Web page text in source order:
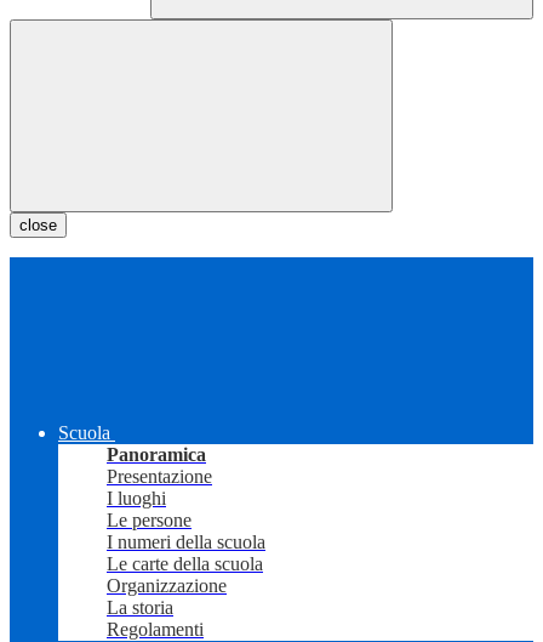
close
Scuola
Panoramica
Presentazione
I luoghi
Le persone
I numeri della scuola
Le carte della scuola
Organizzazione
La storia
Regolamenti